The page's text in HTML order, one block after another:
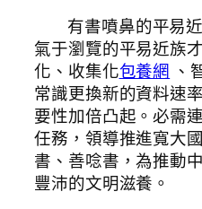
有書噴鼻的平易
氣于瀏覽的平易近族
化、收集化包養網 、
常識更換新的資料速
要性加倍凸起。必需
任務，領導推進寬大
書、善唸書，為推動
豐沛的文明滋養。